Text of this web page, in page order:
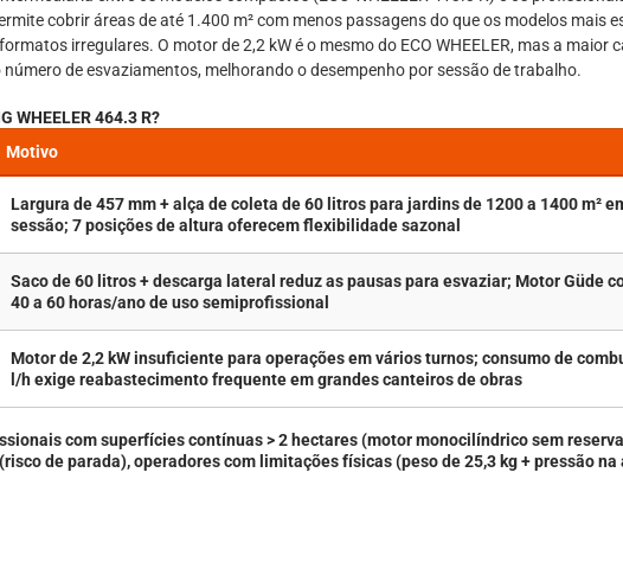
cobrir áreas de até 1.400 m² com menos passagens do que os modelos mais
irregulares. O motor de 2,2 kW é o mesmo do ECO WHEELER, mas a maior
de esvaziamentos, melhorando o desempenho por sessão de trabalho.
WHEELER 464.3 R?
Motivo
Largura de 457 mm + alça de coleta de 60 litros para jardins de 1200 a 1400 m²
sessão; 7 posições de altura oferecem flexibilidade sazonal
Saco de 60 litros + descarga lateral reduz as pausas para esvaziar; Motor Güde
40 a 60 horas/ano de uso semiprofissional
Motor de 2,2 kW insuficiente para operações em vários turnos; consumo de
l/h exige reabastecimento frequente em grandes canteiros de obras
com superfícies contínuas > 2 hectares (motor monocilíndrico sem
de parada), operadores com limitações físicas (peso de 25,3 kg + pressão na